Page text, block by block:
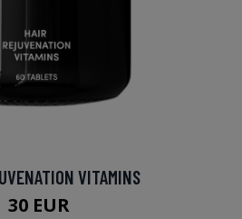
VITAMINS
30 EUR